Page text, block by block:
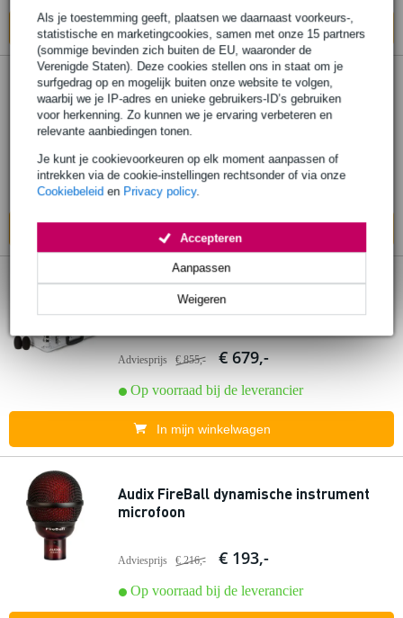
Als je toestemming geeft, plaatsen we daarnaast voorkeurs-,
statistische en marketingcookies, samen met onze 15 partners
(sommige bevinden zich buiten de EU, waaronder de
Verenigde Staten). Deze cookies stellen ons in staat om je
surfgedrag op en mogelijk buiten onze website te volgen,
waarbij we je IP-adres en unieke gebruikers-ID’s gebruiken
voor herkenning. Zo kunnen we je ervaring verbeteren en
relevante aanbiedingen tonen.
Je kunt je cookievoorkeuren op elk moment aanpassen of
intrekken via de cookie-instellingen rechtsonder of via onze
Cookiebeleid en Privacy policy.
Weigeren
Aanpassen
Accepteren
In mijn winkelwagen
Audix DP Elite 8 Professionele Drum- en
Instrumentmicrofoonset
Adviesprijs € 3.063,- € 2.509,-
Op voorraad bij de leverancier
Audix DP-Quad 4-delige
drummicrofoonset
Adviesprijs € 855,- € 679,-
Op voorraad bij de leverancier
In mijn winkelwagen
Audix FireBall dynamische instrument
microfoon
Adviesprijs € 216,- € 193,-
Op voorraad bij de leverancier